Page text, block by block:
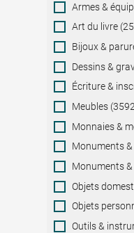
Armes &
Art du livre
Bijoux &
Dessins &
Écriture &
Meubles
Monnaies &
Monuments
Monuments
Objets
Objets
Outils &